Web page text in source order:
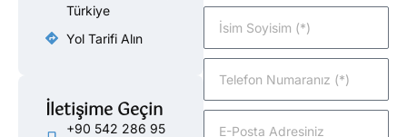
Türkiye
Yol Tarifi Alın
İletişime Geçin
+90 542 286 95